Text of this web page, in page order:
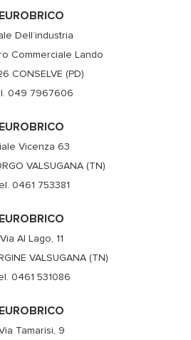
EUROBRICO
Dell’industria
Commerciale Lando
CONSELVE (PD)
049 7967606
EUROBRICO
Vicenza 63
VALSUGANA (TN)
0461 753381
EUROBRICO
Via Al Lago, 11
VALSUGANA (TN)
0461 531086
EUROBRICO
Tamarisi, 9